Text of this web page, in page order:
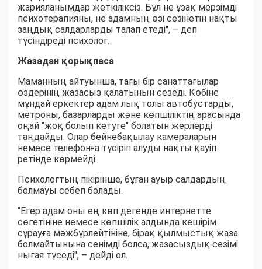
жарияланымдар жеткіліксіз. Бұл не ұзақ мерзімді
психотерапияны, не адамның өзі сезінетін нақты
заңдық салдарларды талап етеді", – деп
түсіндіреді психолог.
Жазадан қорықпаса
Маманның айтуынша, тағы бір санаттағылар
өздерінің жазасыз қалатынын сезеді. Көбіне
мұндай еркектер адам лық толы автобустарды,
метроны, базарларды және көпшіліктің арасында
оңай "жоқ болып кетуге" болатын жерлерді
таңдайды. Олар бейнебақылау камераларын
немесе телефонға түсіріп алуды нақты қауіп
ретінде көрмейді.
Психологтың пікірінше, бұған ауыр салдардың
болмауы себеп болады.
"Егер адам оны ең көп дегенде интернетте
сөгетініне немесе көпшілік алдында кешірім
сұрауға мәжбүрлейтініне, бірақ қылмыстық жаза
болмайтынына сенімді болса, жазасыздық сезімі
нығая түседі", – дейді ол.